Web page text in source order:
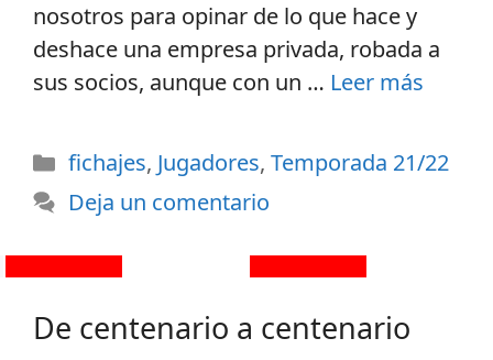
nosotros para opinar de lo que hace y
deshace una empresa privada, robada a
sus socios, aunque con un … Leer más
fichajes, Jugadores, Temporada 21/22
Deja un comentario
De centenario a centenario